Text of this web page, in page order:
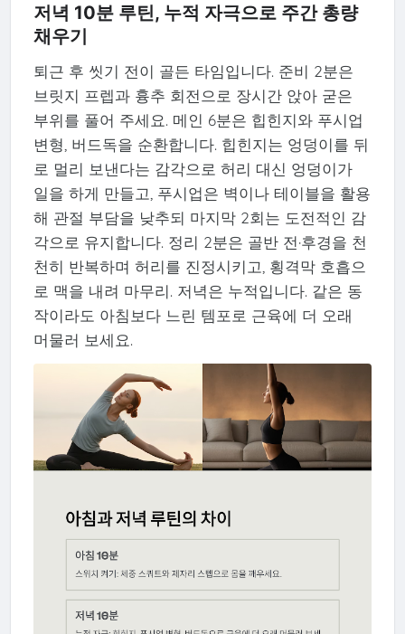
저녁 10분 루틴, 누적 자극으로 주간 총량
채우기
퇴근 후 씻기 전이 골든 타임입니다. 준비 2분은
브릿지 프렙과 흉추 회전으로 장시간 앉아 굳은
부위를 풀어 주세요. 메인 6분은 힙힌지와 푸시업
변형, 버드독을 순환합니다. 힙힌지는 엉덩이를 뒤
로 멀리 보낸다는 감각으로 허리 대신 엉덩이가
일을 하게 만들고, 푸시업은 벽이나 테이블을 활용
해 관절 부담을 낮추되 마지막 2회는 도전적인 감
각으로 유지합니다. 정리 2분은 골반 전·후경을 천
천히 반복하며 허리를 진정시키고, 횡격막 호흡으
로 맥을 내려 마무리. 저녁은 누적입니다. 같은 동
작이라도 아침보다 느린 템포로 근육에 더 오래
머물러 보세요.